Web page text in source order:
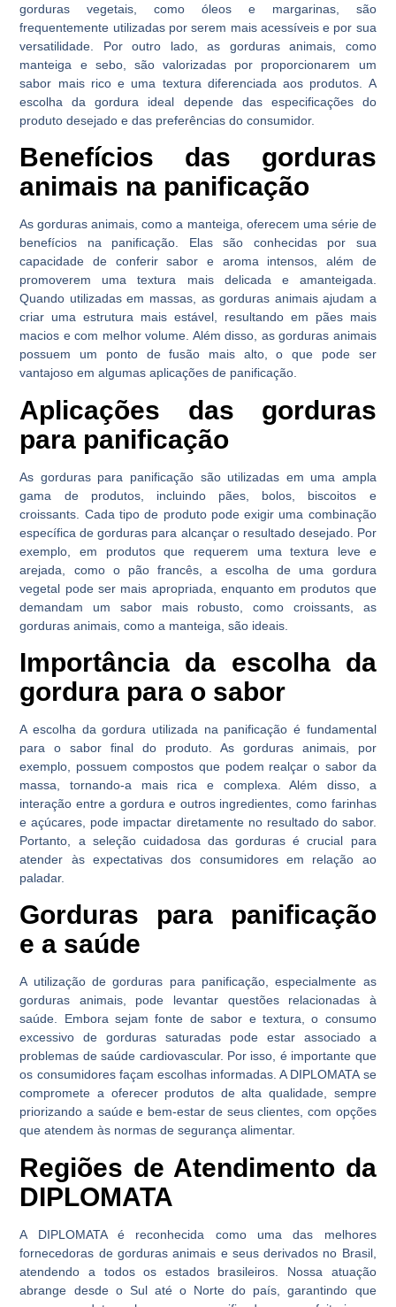
gorduras vegetais, como óleos e margarinas, são
frequentemente utilizadas por serem mais acessíveis e por sua
versatilidade. Por outro lado, as gorduras animais, como
manteiga e sebo, são valorizadas por proporcionarem um
sabor mais rico e uma textura diferenciada aos produtos. A
escolha da gordura ideal depende das especificações do
produto desejado e das preferências do consumidor.
Benefícios das gorduras
animais na panificação
As gorduras animais, como a manteiga, oferecem uma série de
benefícios na panificação. Elas são conhecidas por sua
capacidade de conferir sabor e aroma intensos, além de
promoverem uma textura mais delicada e amanteigada.
Quando utilizadas em massas, as gorduras animais ajudam a
criar uma estrutura mais estável, resultando em pães mais
macios e com melhor volume. Além disso, as gorduras animais
possuem um ponto de fusão mais alto, o que pode ser
vantajoso em algumas aplicações de panificação.
Aplicações das gorduras
para panificação
As gorduras para panificação são utilizadas em uma ampla
gama de produtos, incluindo pães, bolos, biscoitos e
croissants. Cada tipo de produto pode exigir uma combinação
específica de gorduras para alcançar o resultado desejado. Por
exemplo, em produtos que requerem uma textura leve e
arejada, como o pão francês, a escolha de uma gordura
vegetal pode ser mais apropriada, enquanto em produtos que
demandam um sabor mais robusto, como croissants, as
gorduras animais, como a manteiga, são ideais.
Importância da escolha da
gordura para o sabor
A escolha da gordura utilizada na panificação é fundamental
para o sabor final do produto. As gorduras animais, por
exemplo, possuem compostos que podem realçar o sabor da
massa, tornando-a mais rica e complexa. Além disso, a
interação entre a gordura e outros ingredientes, como farinhas
e açúcares, pode impactar diretamente no resultado do sabor.
Portanto, a seleção cuidadosa das gorduras é crucial para
atender às expectativas dos consumidores em relação ao
paladar.
Gorduras para panificação
e a saúde
A utilização de gorduras para panificação, especialmente as
gorduras animais, pode levantar questões relacionadas à
saúde. Embora sejam fonte de sabor e textura, o consumo
excessivo de gorduras saturadas pode estar associado a
problemas de saúde cardiovascular. Por isso, é importante que
os consumidores façam escolhas informadas. A DIPLOMATA se
compromete a oferecer produtos de alta qualidade, sempre
priorizando a saúde e bem-estar de seus clientes, com opções
que atendem às normas de segurança alimentar.
Regiões de Atendimento da
DIPLOMATA
A DIPLOMATA é reconhecida como uma das melhores
fornecedoras de gorduras animais e seus derivados no Brasil,
atendendo a todos os estados brasileiros. Nossa atuação
abrange desde o Sul até o Norte do país, garantindo que